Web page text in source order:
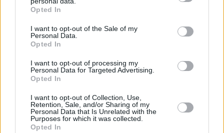
grant or deny consent to Google and its third-party tags to
use your data for below specified purposes in below Google
consent section.
Opted In
I want to opt-out of the Sale of my
Personal Data.
Opted In
I want to opt-out of processing my
Personal Data for Targeted Advertising.
Opted In
I want to opt-out of Collection, Use,
Retention, Sale, and/or Sharing of my
Personal Data that Is Unrelated with the
Purposes for which it was collected.
Opted In
τέσσερις φοιτητές δολοφονήθηκαν μέσα σε λίγα
λεπτά
πριν μία ώρα